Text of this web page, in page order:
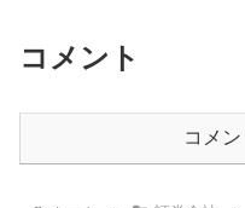
コメント
コメ